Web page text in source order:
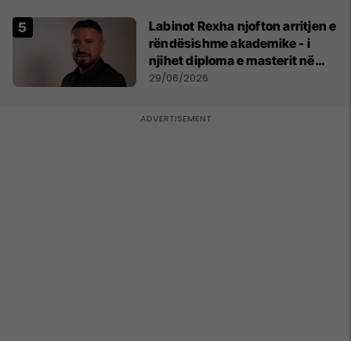
Labinot Rexha njofton arritjen e
rëndësishme akademike - i
njihet diploma e masterit në
Psikologji në Zvicër
29/06/2026